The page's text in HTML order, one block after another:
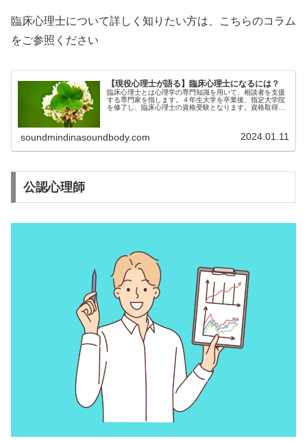
臨床心理士について詳しく知りたい方は、こちらのコラム
をご参照ください
【現役心理士が語る】臨床心理士になるには？
臨床心理士とは心理学の専門知識を用いて、相談者を支援
する専門家を指します。４年生大学を卒業後、指定大学院
を修了し、臨床心理士の資格受験となります。資格取得後
soundmindinasoundbody.com 2024.01.11
公認心理師